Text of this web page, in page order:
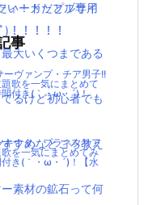
ィードだとブサイ
！！！！！
大いくつまである
るけど初心者でも
すめなところ教え
素材の鉱石って何
い！カップル専用
事
ーヴァンプ・チア男子!!
歌を一気にまとめて
付き(｀・ω・´)！
ウタ。プラネタリア
を一気にまとめてみ
き(｀・ω・´)！【水